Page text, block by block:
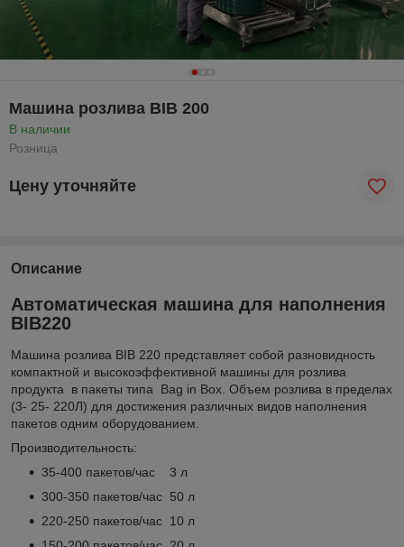
Машина розлива BIB 200
В наличии
Розница
Цену уточняйте
Описание
Автоматическая машина для наполнения
BIB220
Машина розлива BIB 220 представляет собой разновидность
компактной и высокоэффективной машины для розлива
продукта в пакеты типа Bag in Box. Объем розлива в пределах
(3- 25- 220Л) для достижения различных видов наполнения
пакетов одним оборудованием.
Производительность:
35-400 пакетов/час 3 л
300-350 пакетов/час 50 л
220-250 пакетов/час 10 л